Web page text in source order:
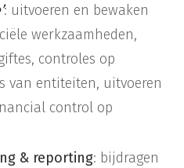
: uitvoeren en bewaken
werkzaamheden,
controles op
van entiteiten, uitvoeren
control op
& reporting: bijdragen